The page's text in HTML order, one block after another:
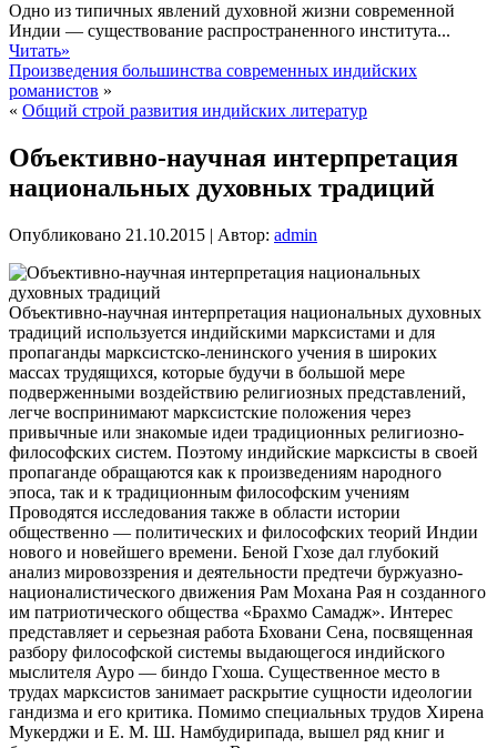
Одно из типичных явлений духовной жизни современной
Индии — существование распространенного института...
Читать»
Произведения большинства современных индийских
романистов »
« Общий строй развития индийских литератур
Объективно-научная интерпретация
национальных духовных традиций
Опубликовано 21.10.2015 | Автор: admin
Объективно-научная интерпретация национальных духовных
традиций используется индийскими марксистами и для
пропаганды марксистско-ленинского учения в широких
массах трудящихся, которые будучи в большой мере
подверженными воздействию религиозных представлений,
легче воспринимают марксистские положения через
привычные или знакомые идеи традиционных религиозно-
философских систем. Поэтому индийские марксисты в своей
пропаганде обращаются как к произведениям народного
эпоса, так и к традиционным философским учениям
Проводятся исследования также в области истории
общественно — политических и философских теорий Индии
нового и новейшего времени. Беной Гхозе дал глубокий
анализ мировоззрения и деятельности предтечи буржуазно-
националистического движения Рам Мохана Рая н созданного
им патриотического общества «Брахмо Самадж». Интерес
представляет и серьезная работа Бховани Сена, посвященная
разбору философской системы выдающегося индийского
мыслителя Ауро — биндо Гхоша. Существенное место в
трудах марксистов занимает раскрытие сущности идеологии
гандизма и его критика. Помимо специальных трудов Хирена
Мукерджи и Е. М. Ш. Намбудирипада, вышел ряд книг и